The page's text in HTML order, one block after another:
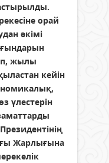
орай
әкімі
жылы
кейін
үлестерін
Жарлығына